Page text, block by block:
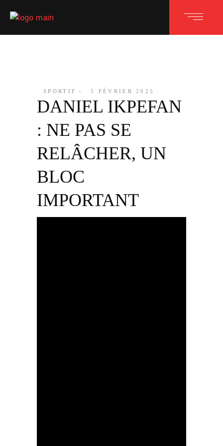
SPORTIF 5 FÉVRIER 2025
DANIEL IKPEFAN
: NE PAS SE
RELÂCHER, UN
BLOC
IMPORTANT